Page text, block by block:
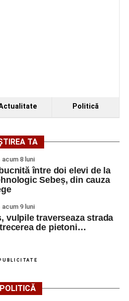
Politică
TA
acum 8 luni
între doi elevi de la
Sebeș, din cauza
acum 9 luni
vulpile traverseaza strada
de pietoni…
POLITICĂ